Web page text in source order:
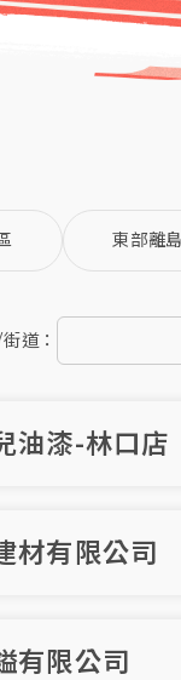
東部離
道：
油漆-林口店
材有限公司
有限公司